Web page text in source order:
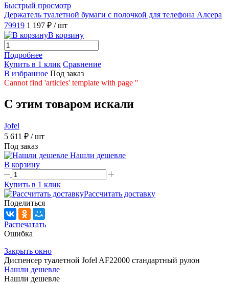
Быстрый просмотр
Держатель туалетной бумаги с полочкой для телефона Алсера
79919 1 197 ₽ / шт
В корзину
Подробнее
Купить в 1 клик Сравнение
В избранное Под заказ
Cannot find 'articles' template with page ''
C этим товаром искали
Jofel
5 611 ₽ / шт
Под заказ
Нашли дешевле
В корзину
Купить в 1 клик
Рассчитать доставку
Поделиться
Распечатать
Ошибка
Закрыть окно
Диспенсер туалетной Jofel AF22000 стандартный рулон
Нашли дешевле
Нашли дешевле